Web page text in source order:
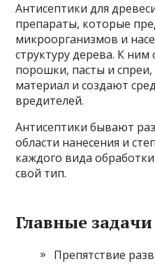
Антисептики для
препараты, которые
микроорганизмов и
структуру дерева. К ним
порошки, пасты и
материал и создают
вредителей.
Антисептики бывают
области нанесения и
каждого вида
свой тип.
Главные
Препятствие